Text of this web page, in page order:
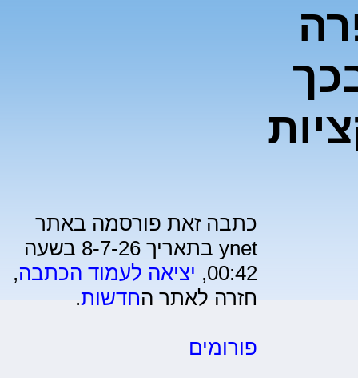
כתבה זאת פורסמה באתר
ynet בתאריך 8-7-26 בשעה
00:42, יציאה לעמוד הכתבה,
חזרה לאתר החדשות.
פורומים